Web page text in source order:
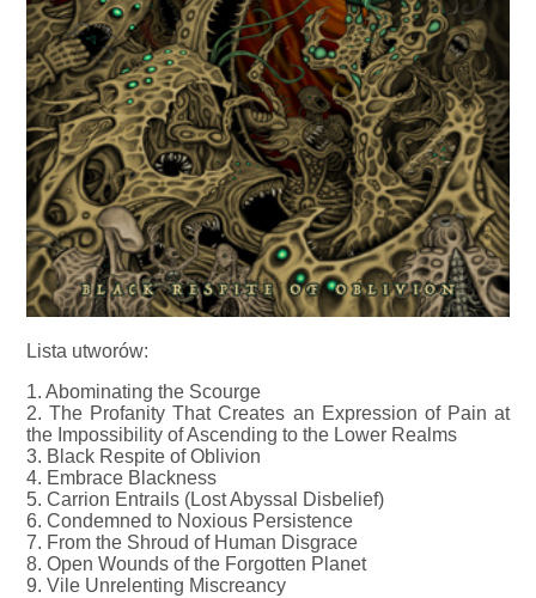
Lista utworów:
1. Abominating the Scourge
2. The Profanity That Creates an Expression of Pain at
the Impossibility of Ascending to the Lower Realms
3. Black Respite of Oblivion
4. Embrace Blackness
5. Carrion Entrails (Lost Abyssal Disbelief)
6. Condemned to Noxious Persistence
7. From the Shroud of Human Disgrace
8. Open Wounds of the Forgotten Planet
9. Vile Unrelenting Miscreancy